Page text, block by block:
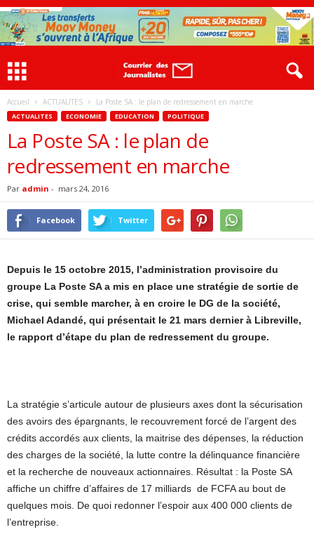
Accueil ACTUALITES La Poste SA : le plan de redressement en marche
ACTUALITES ECONOMIE EDUCATION POLITIQUE
La Poste SA : le plan de
redressement en marche
Par admin - mars 24, 2016
Facebook Twitter
Depuis le 15 octobre 2015, l’administration provisoire du
groupe La Poste SA a mis en place une stratégie de sortie de
crise, qui semble marcher, à en croire le DG de la société,
Michael Adandé, qui présentait le 21 mars dernier à Libreville,
le rapport d’étape du plan de redressement du groupe.
La stratégie s’articule autour de plusieurs axes dont la sécurisation
des avoirs des épargnants, le recouvrement forcé de l’argent des
crédits accordés aux clients, la maitrise des dépenses, la réduction
des charges de la société, la lutte contre la délinquance financière
et la recherche de nouveaux actionnaires. Résultat : la Poste SA
affiche un chiffre d’affaires de 17 milliards de FCFA au bout de
quelques mois. De quoi redonner l’espoir aux 400 000 clients de
l’entreprise.